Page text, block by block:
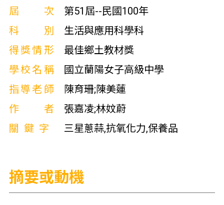
屆次
第51屆--民國100年
科別
生活與應用科學科
得獎情形
最佳鄉土教材獎
學校名稱
國立蘭陽女子高級中學
指導老師
陳育珊;陳美蓮
作者
張嘉凌;林妏蔚
關鍵字
三星蔥蒜,抗氧化力,保養品
摘要或動機